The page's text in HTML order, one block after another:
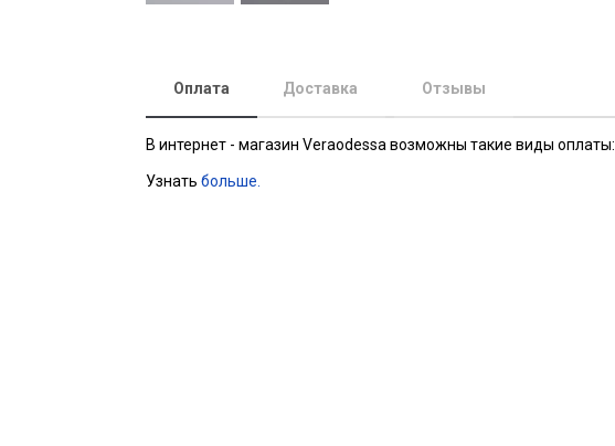
Оплата Доставка Отзывы
В интернет - магазин Veraodessa возможны такие виды оплаты:
Узнать больше.